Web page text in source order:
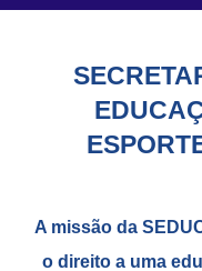
A missão da
o direito a uma